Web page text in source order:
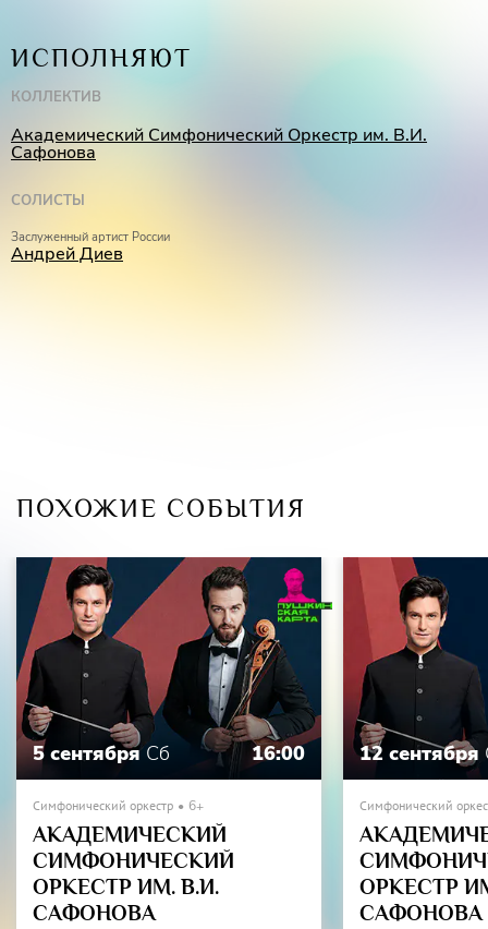
ИСПОЛНЯЮТ
КОЛЛЕКТИВ
Академический Симфонический Оркестр им. В.И.
Сафонова
СОЛИСТЫ
Заслуженный артист России
Андрей Диев
ПОХОЖИЕ СОБЫТИЯ
5 сентября Сб 16:00
Симфонический оркестр 6+
АКАДЕМИЧЕСКИЙ
СИМФОНИЧЕСКИЙ
ОРКЕСТР ИМ. В.И.
САФОНОВА
12 сентября
Симфонический
ОРКЕСТР
САФОНОВА